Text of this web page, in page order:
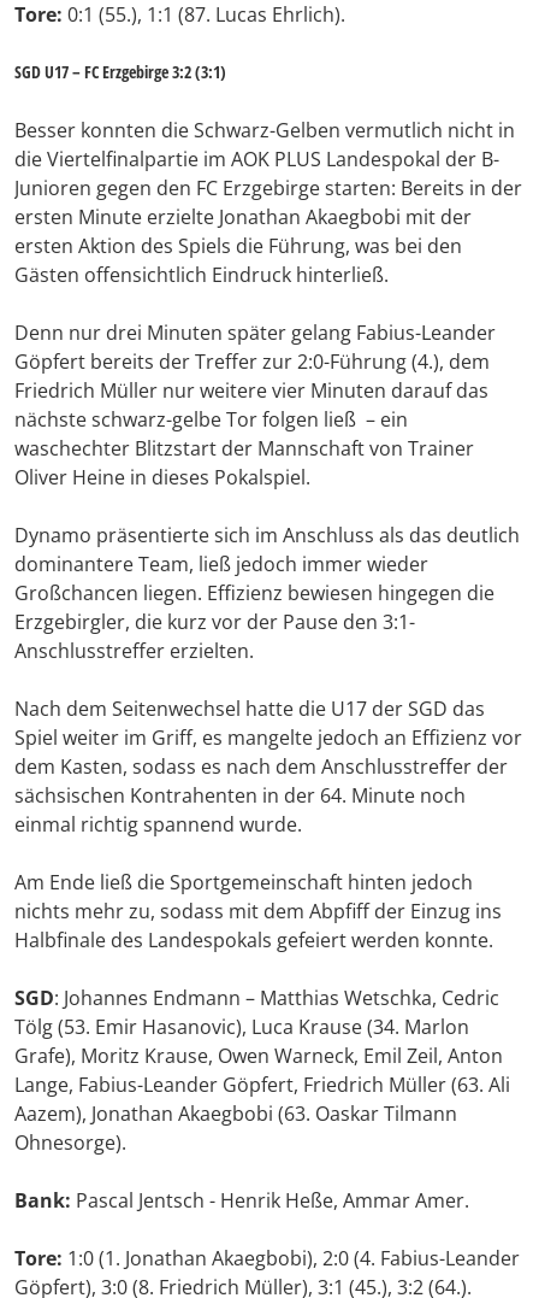
Tore: 0:1 (55.), 1:1 (87. Lucas Ehrlich).
SGD U17 – FC Erzgebirge 3:2 (3:1)
Besser konnten die Schwarz-Gelben vermutlich nicht in
die Viertelfinalpartie im AOK PLUS Landespokal der B-
Junioren gegen den FC Erzgebirge starten: Bereits in der
ersten Minute erzielte Jonathan Akaegbobi mit der
ersten Aktion des Spiels die Führung, was bei den
Gästen offensichtlich Eindruck hinterließ.
Denn nur drei Minuten später gelang Fabius-Leander
Göpfert bereits der Treffer zur 2:0-Führung (4.), dem
Friedrich Müller nur weitere vier Minuten darauf das
nächste schwarz-gelbe Tor folgen ließ – ein
waschechter Blitzstart der Mannschaft von Trainer
Oliver Heine in dieses Pokalspiel.
Dynamo präsentierte sich im Anschluss als das deutlich
dominantere Team, ließ jedoch immer wieder
Großchancen liegen. Effizienz bewiesen hingegen die
Erzgebirgler, die kurz vor der Pause den 3:1-
Anschlusstreffer erzielten.
Nach dem Seitenwechsel hatte die U17 der SGD das
Spiel weiter im Griff, es mangelte jedoch an Effizienz vor
dem Kasten, sodass es nach dem Anschlusstreffer der
sächsischen Kontrahenten in der 64. Minute noch
einmal richtig spannend wurde.
Am Ende ließ die Sportgemeinschaft hinten jedoch
nichts mehr zu, sodass mit dem Abpfiff der Einzug ins
Halbfinale des Landespokals gefeiert werden konnte.
SGD: Johannes Endmann – Matthias Wetschka, Cedric
Tölg (53. Emir Hasanovic), Luca Krause (34. Marlon
Grafe), Moritz Krause, Owen Warneck, Emil Zeil, Anton
Lange, Fabius-Leander Göpfert, Friedrich Müller (63. Ali
Aazem), Jonathan Akaegbobi (63. Oaskar Tilmann
Ohnesorge).
Bank: Pascal Jentsch - Henrik Heße, Ammar Amer.
Tore: 1:0 (1. Jonathan Akaegbobi), 2:0 (4. Fabius-Leander
Göpfert), 3:0 (8. Friedrich Müller), 3:1 (45.), 3:2 (64.).